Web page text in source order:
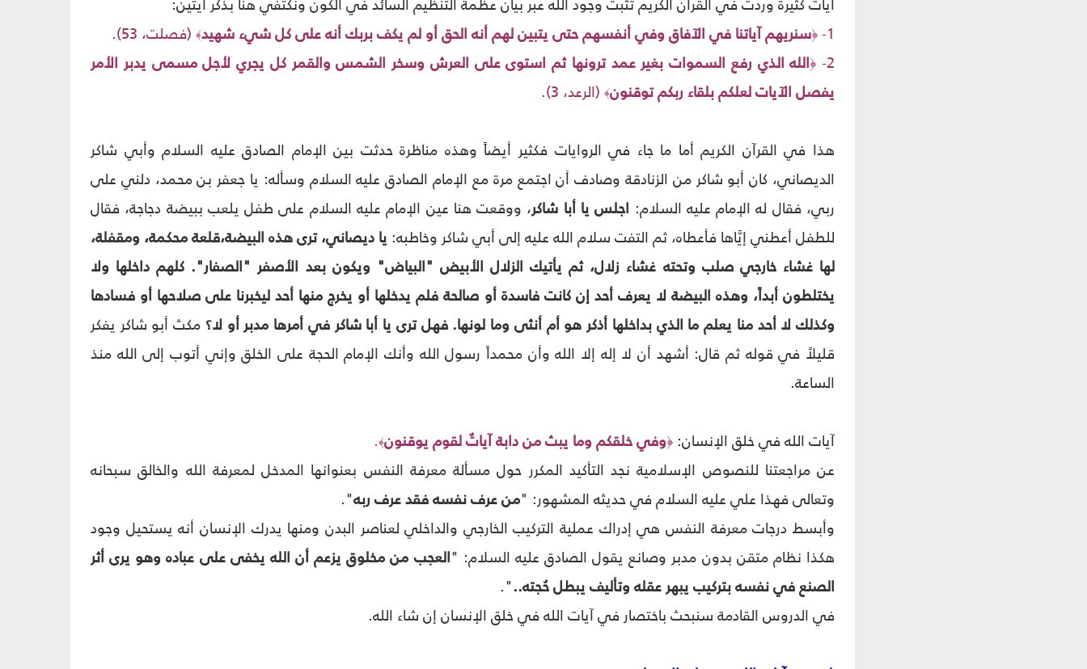
آيات كثيرة وردت في القرآن الكريم تثبت وجود الله عبر بيان عظمة التنظيم السائد في الكون ونكتفي هنا بذكر آيتين:
1-
﴿سنريهم آياتنا في الآفاق وفي أنفسهم حتى يتبين لهم أنه الحق أو لم يكف بربك أنه على كل شي‏ء شهيد﴾ (فصلت، 53).
2-
﴿الله الذي رفع السموات بغير عمد ترونها ثم استوى على العرش وسخر الشمس والقمر كل يجري لأجل مسمى يدبر الأمر
يفصل الآيات لعلكم بلقاء ربكم توقنون﴾ (الرعد، 3).
هذا في القرآن الكريم أما ما جاء في الروايات فكثير أيضاً وهذه مناظرة حدثت بين الإمام الصادق عليه السلام وأبي شاكر
الديصاني، كان أبو شاكر من الزنادقة وصادف أن اجتمع مرة مع الإمام الصادق عليه السلام وسأله: يا جعفر بن محمد، دلني على
ربي، فقال له الإمام عليه السلام: اجلس يا أبا شاكر، ووقعت هنا عين الإمام عليه السلام على طفل يلعب ببيضة دجاجة، فقال
للطفل أعطني إيَّاها فأعطاه، ثم التفت سلام الله عليه إلى أبي شاكر وخاطبه: يا ديصاني، ترى هذه البيضة،قلعة محكمة، ومقفلة،
لها غشاء خارجي صلب وتحته غشاء زلال، ثم يأتيك الزلال الأبيض "البياض" ويكون بعد الأصفر "الصفار". كلهم داخلها ولا
يختلطون أبداً، وهذه البيضة لا يعرف أحد إن كانت فاسدة أو صالحة فلم يدخلها أو يخرج منها أحد ليخبرنا على صلاحها أو فسادها
وكذلك لا أحد منا يعلم ما الذي بداخلها أذكر هو أم أنثى وما لونها. فهل ترى يا أبا شاكر في أمرها مدبر أو لا؟ مكث أبو شاكر يفكر
قليلاً في قوله ثم قال: أشهد أن لا إله إلا الله وأن محمداً رسول الله وأنك الإمام الحجة على الخلق وإني أتوب إلى الله منذ
الساعة.
آيات الله في خلق الإنسان: ﴿وفي خلقكم وما يبث من دابة آياتٌ لقوم يوقنون﴾.
عن مراجعتنا للنصوص الإسلامية نجد التأكيد المكرر حول مسألة معرفة النفس بعنوانها المدخل لمعرفة الله والخالق سبحانه
وتعالى فهذا علي عليه السلام في حديثه المشهور: "من عرف نفسه فقد عرف ربه".
وأبسط درجات معرفة النفس هي إدراك عملية التركيب الخارجي والداخلي لعناصر البدن ومنها يدرك الإنسان أنه يستحيل وجود
هكذا نظام متقن بدون مدبر وصانع يقول الصادق عليه السلام: "العجب من مخلوق يزعم أن الله يخفى على عباده وهو يرى أثر
الصنع في نفسه بتركيب يبهر عقله وتأليف يبطل حُجته..".
في الدروس القادمة سنبحث باختصار في آيات الله في خلق الإنسان إن شاء الله.